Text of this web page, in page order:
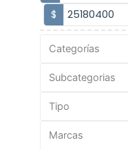
$
Categorías
Subcategorias
Tipo
Marcas